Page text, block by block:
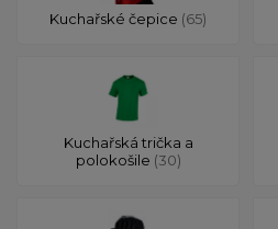
Kuchařské čepice (65)
Kuchařská trička a
polokošile (30)